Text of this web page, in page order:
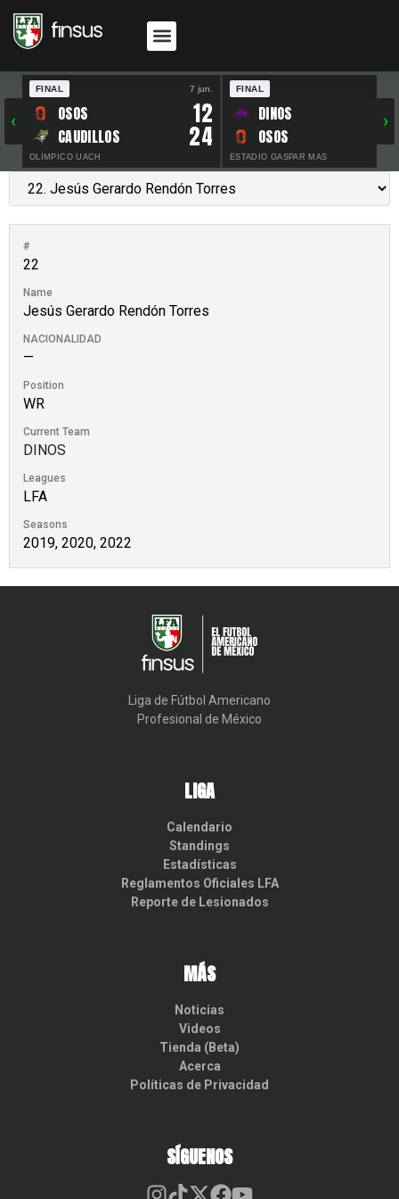
‹
FINAL 7 jun.
OSOS 12
CAUDILLOS 24
OLÍMPICO UACH
FINAL
DINOS
OSOS
ESTADIO GASPAR MAS
›
#
22
Name
Jesús Gerardo Rendón Torres
NACIONALIDAD
—
Position
WR
Current Team
DINOS
Leagues
LFA
Seasons
2019, 2020, 2022
Liga de Fútbol Americano
Profesional de México
LIGA
Calendario
Standings
Estadísticas
Reglamentos Oficiales LFA
Reporte de Lesionados
MÁS
Noticias
Videos
Tienda (Beta)
Acerca
Políticas de Privacidad
SÍGUENOS